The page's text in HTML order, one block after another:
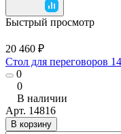
Быстрый просмотр
20 460 ₽
Стол для переговоров
0
0
В наличии
Арт. 14816
В корзину